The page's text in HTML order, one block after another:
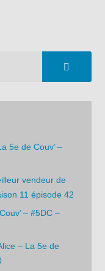
5e de Couv’ –
vendeur de
11 épisode 42
– #5DC –
– La 5e de